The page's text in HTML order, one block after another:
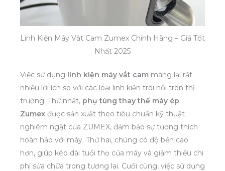
Linh Kiện Máy Vắt Cam Zumex Chính Hãng – Giá Tốt
Nhất 2025
Việc sử dụng linh kiện máy vắt cam mang lại rất
nhiều lợi ích so với các loại linh kiện trôi nổi trên thị
trường. Thứ nhất, phụ tùng thay thế máy ép
Zumex được sản xuất theo tiêu chuẩn kỹ thuật
nghiêm ngặt của ZUMEX, đảm bảo sự tương thích
hoàn hảo với máy. Thứ hai, chúng có độ bền cao
hơn, giúp kéo dài tuổi thọ của máy và giảm thiểu chi
phí sửa chữa trong tương lai. Cuối cùng, việc sử dụng